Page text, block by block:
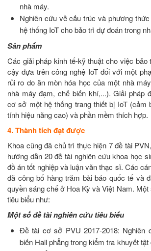
nhà máy.
Nghiên cứu về cấu trúc và phương
hệ thống IoT cho bảo trì dự đoán trong
Sản phẩm
Các giải pháp kinh tế-kỹ thuật cho việc bảo
cậy dựa trên công nghệ IoT đối với một
rủi ro do ăn mòn hóa học của một nhà
nhà máy đạm, chế biến khí,...). Giải pháp
cơ sở một hệ thống trang thiết bị IoT (cảm
tính hiệu năng cao) và phần mềm thích hợp.
4. Thành tích đạt được
Khoa cũng đã chủ trì thực hiện 7 đề tài
hướng dẫn 20 đề tài nghiên cứu khoa học
đồ án tốt nghiệp và luận văn thạc sĩ. Các
đã công bố hàng trăm bài báo quốc tế và
quyền sáng chế ở Hoa Kỳ và Việt Nam. Một
tiêu biểu như:
Một số đề tài nghiên cứu tiêu biểu
Đề tài cơ sở PVU 2017-2018: Nghiên
biến Hall phẳng trong kiểm tra khuyết